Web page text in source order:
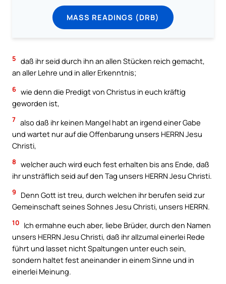
MASS READINGS (DRB)
5 daß ihr seid durch ihn an allen Stücken reich gemacht,
an aller Lehre und in aller Erkenntnis;
6 wie denn die Predigt von Christus in euch kräftig
geworden ist,
7 also daß ihr keinen Mangel habt an irgend einer Gabe
und wartet nur auf die Offenbarung unsers HERRN Jesu
Christi,
8 welcher auch wird euch fest erhalten bis ans Ende, daß
ihr unsträflich seid auf den Tag unsers HERRN Jesu Christi.
9
Denn Gott ist treu, durch welchen ihr berufen seid zur
Gemeinschaft seines Sohnes Jesu Christi, unsers HERRN.
10 Ich ermahne euch aber, liebe Brüder, durch den Namen
unsers HERRN Jesu Christi, daß ihr allzumal einerlei Rede
führt und lasset nicht Spaltungen unter euch sein,
sondern haltet fest aneinander in einem Sinne und in
einerlei Meinung.